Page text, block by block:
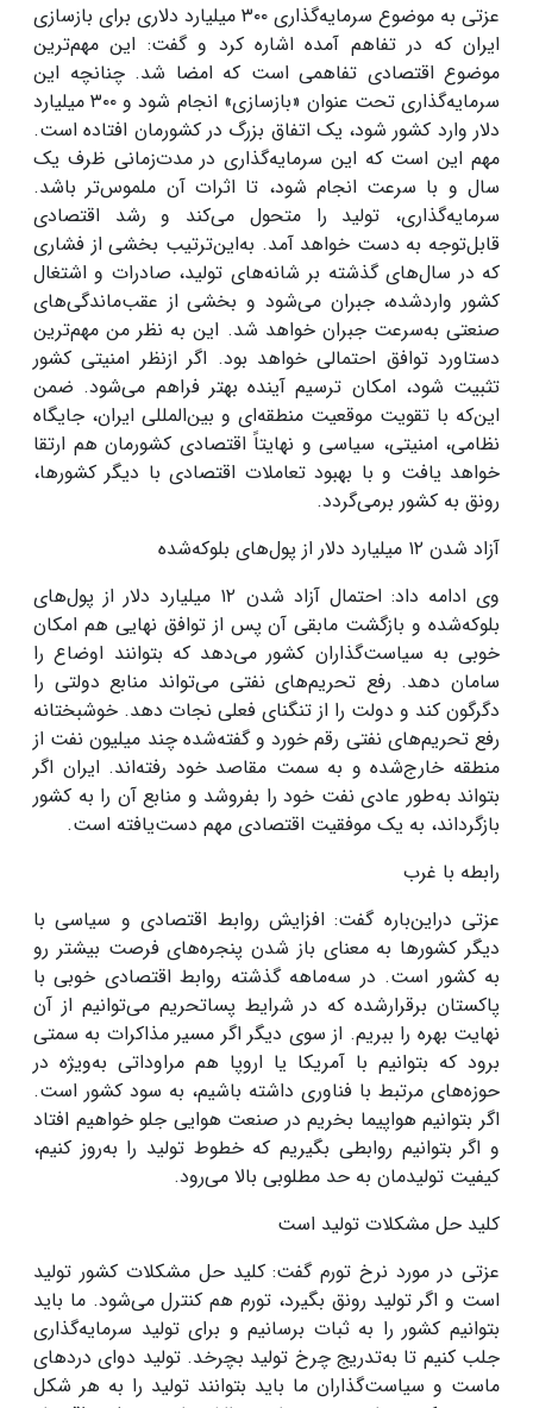
عزتی به موضوع سرمایه‌گذاری ۳۰۰ میلیارد دلاری برای بازسازی
ایران که در تفاهم آمده اشاره کرد و گفت: این مهم‌ترین
موضوع اقتصادی تفاهمی است که امضا شد. چنانچه این
سرمایه‌گذاری تحت عنوان «بازسازی» انجام شود و ۳۰۰ میلیارد
دلار وارد کشور شود، یک اتفاق بزرگ در کشورمان افتاده است.
مهم این است که این سرمایه‌گذاری در مدت‌زمانی ظرف یک
سال و با سرعت انجام شود، تا اثرات آن ملموس‌تر باشد.
سرمایه‌گذاری، تولید را متحول می‌کند و رشد اقتصادی
قابل‌توجه به دست خواهد آمد. به‌این‌ترتیب بخشی از فشاری
که در سال‌های گذشته بر شانه‌های تولید، صادرات و اشتغال
کشور واردشده، جبران می‌شود و بخشی از عقب‌ماندگی‌های
صنعتی به‌سرعت جبران خواهد شد. این به نظر من مهم‌ترین
دستاورد توافق احتمالی خواهد بود. اگر ازنظر امنیتی کشور
تثبیت شود، امکان ترسیم آینده بهتر فراهم می‌شود. ضمن
این‌که با تقویت موقعیت منطقه‌ای و بین‌المللی ایران، جایگاه
نظامی، امنیتی، سیاسی و نهایتاً اقتصادی کشورمان هم ارتقا
خواهد یافت و با بهبود تعاملات اقتصادی با دیگر کشورها،
رونق به کشور برمی‌گردد.
آزاد شدن ۱۲ میلیارد دلار از پول‌های بلوکه‌شده
وی ادامه داد: احتمال آزاد شدن ۱۲ میلیارد دلار از پول‌های
بلوکه‌شده و بازگشت مابقی آن پس از توافق نهایی هم امکان
خوبی به سیاست‌گذاران کشور می‌دهد که بتوانند اوضاع را
سامان دهد. رفع تحریم‌های نفتی می‌تواند منابع دولتی را
دگرگون کند و دولت را از تنگنای فعلی نجات دهد. خوشبختانه
رفع تحریم‌های نفتی رقم خورد و گفته‌شده چند میلیون نفت از
منطقه خارج‌شده و به سمت مقاصد خود رفته‌اند. ایران اگر
بتواند به‌طور عادی نفت خود را بفروشد و منابع آن را به کشور
بازگرداند، به یک موفقیت اقتصادی مهم دست‌یافته است.
رابطه با غرب
عزتی دراین‌باره گفت: افزایش روابط اقتصادی و سیاسی با
دیگر کشورها به معنای باز شدن پنجره‌های فرصت بیشتر رو
به کشور است. در سه‌ماهه گذشته روابط اقتصادی خوبی با
پاکستان برقرارشده که در شرایط پساتحریم می‌توانیم از آن
نهایت بهره را ببریم. از سوی دیگر اگر مسیر مذاکرات به سمتی
برود که بتوانیم با آمریکا یا اروپا هم مراوداتی به‌ویژه در
حوزه‌های مرتبط با فناوری داشته باشیم، به سود کشور است.
اگر بتوانیم هواپیما بخریم در صنعت هوایی جلو خواهیم افتاد
و اگر بتوانیم روابطی بگیریم که خطوط تولید را به‌روز کنیم،
کیفیت تولیدمان به حد مطلوبی بالا می‌رود.
کلید حل مشکلات تولید است
عزتی در مورد نرخ تورم گفت: کلید حل مشکلات کشور تولید
است و اگر تولید رونق بگیرد، تورم هم کنترل می‌شود. ما باید
بتوانیم کشور را به ثبات برسانیم و برای تولید سرمایه‌گذاری
جلب کنیم تا به‌تدریج چرخ تولید بچرخد. تولید دوای دردهای
ماست و سیاست‌گذاران ما باید بتوانند تولید را به هر شکل